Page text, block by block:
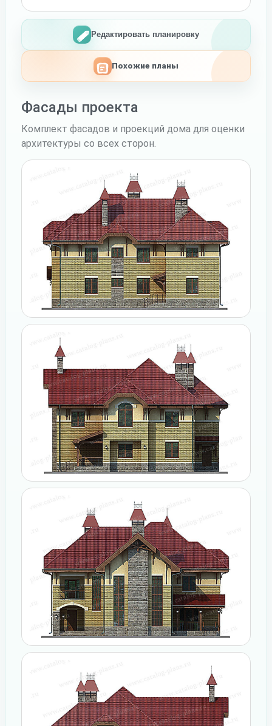
Редактировать планировку
Похожие планы
Фасады проекта
Комплект фасадов и проекций дома для оценки
архитектуры со всех сторон.